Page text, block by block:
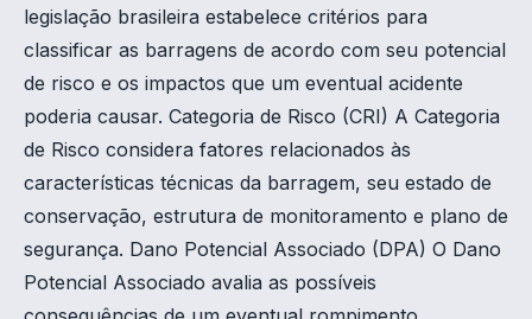
legislação brasileira estabelece critérios para
classificar as barragens de acordo com seu potencial
de risco e os impactos que um eventual acidente
poderia causar. Categoria de Risco (CRI) A Categoria
de Risco considera fatores relacionados às
características técnicas da barragem, seu estado de
conservação, estrutura de monitoramento e plano de
segurança. Dano Potencial Associado (DPA) O Dano
Potencial Associado avalia as possíveis